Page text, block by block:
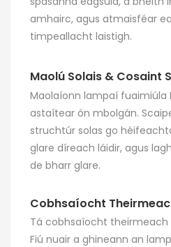
amhairc, agus atmaisféar
timpeallacht laistigh.
Maolú Solais & Cosaint
Maolaíonn lampaí fuaimiúla
astaítear ón mbolgán.
struchtúr solas go
glare díreach láidir, agus
de bharr glare.
Cobhsaíocht
Tá cobhsaíocht theirmeach
Fiú nuair a ghineann an